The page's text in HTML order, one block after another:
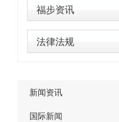
福步资讯
法律法规
新闻资讯
国际新闻